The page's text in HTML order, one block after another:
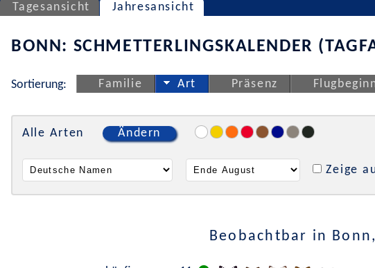
Tagesansicht Jahresansicht
BONN: SCHMETTERLINGSKALENDER
Sortierung: Familie Art Präsenz
Alle Arten Ändern
Zeige
Beobachtbar in